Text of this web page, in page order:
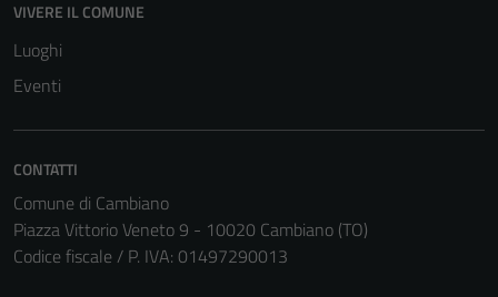
VIVERE IL COMUNE
Luoghi
Eventi
CONTATTI
Comune di Cambiano
Piazza Vittorio Veneto 9 - 10020 Cambiano (TO)
Codice fiscale / P. IVA: 01497290013